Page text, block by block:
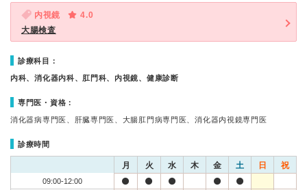
内視鏡
4.0
大腸検査
診療科目：
内科、消化器内科、肛門科、内視鏡、健康診断
専門医・資格：
消化器病専門医、肝臓専門医、大腸肛門病専門医、消化器内視鏡専門医
診療時間
月 火 水 木 金 土 日 祝
09:00-12:00